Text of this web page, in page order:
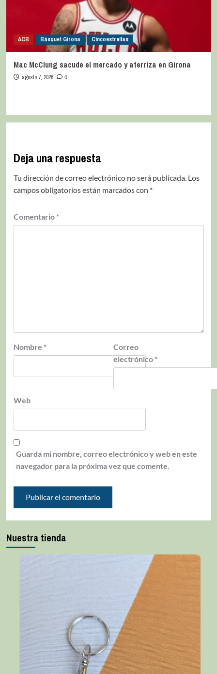
ACB Bàsquet Girona Cincoestrellas
Mac McClung sacude el mercado y aterriza en Girona
agosto 7, 2026 0
Deja una respuesta
Tu dirección de correo electrónico no será publicada. Los
campos obligatorios están marcados con *
Comentario *
Nombre *
Correo
electrónico *
Web
Guarda mi nombre, correo electrónico y web en este
navegador para la próxima vez que comente.
Nuestra tienda